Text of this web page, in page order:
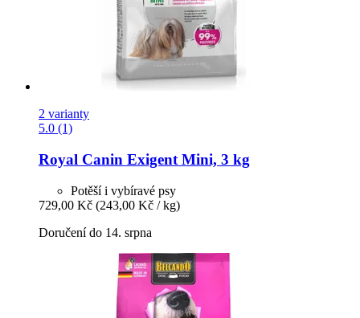
2 varianty
5.0 (1)
Royal Canin Exigent Mini, 3 kg
Potěší i vybíravé psy
729,00 Kč (243,00 Kč / kg)
Doručení do 14. srpna